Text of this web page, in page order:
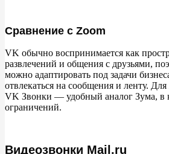
Сравнение с Zoom
VK обычно воспринимается как
развлечений и общения с друзьями,
можно адаптировать под задачи
отвлекаться на сообщения и ленту.
VK Звонки — удобный аналог Зума, в
ограничений.
Видеозвонки Mail.ru